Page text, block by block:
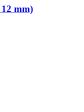
mm)